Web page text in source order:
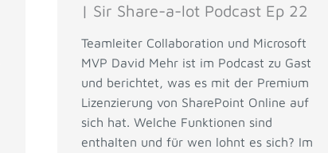
| Sir Share-a-lot Podcast Ep 22
Teamleiter Collaboration und Microsoft
MVP David Mehr ist im Podcast zu Gast
und berichtet, was es mit der Premium
Lizenzierung von SharePoint Online auf
sich hat. Welche Funktionen sind
enthalten und für wen lohnt es sich? Im